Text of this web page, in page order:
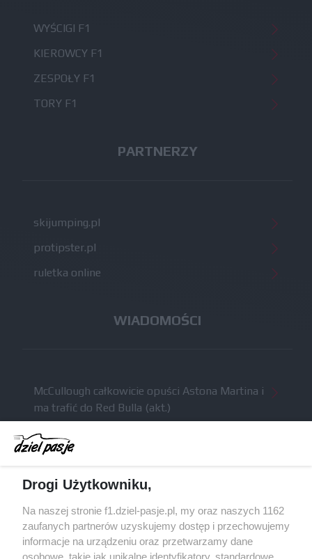
WYŚCIGI F1
KIEROWCY F1
ZESPOŁY F1
TORY F1
PARTNERZY
skijumping.pl
protipster.pl
ruletka online
WIADOMOŚCI
McCullough całkowicie opuści Astona Martina i
ma trafić do Red Bulla (akt.)
Dochód F1 spadł o 61 procent względem
zeszłego sezonu
algorytmach?
Honda uświadomiła sobie skalę problemów z
silnikiem dopiero w styczniu
Audi planuje wprowadzić jeszcze cztery duże
Drogi Użytkowniku,
Na naszej stronie f1.dziel-pasje.pl, my oraz naszych 1162
zaufanych partnerów uzyskujemy dostęp i przechowujemy
informacje na urządzeniu oraz przetwarzamy dane
osobowe, takie jak unikalne identyfikatory, standardowe